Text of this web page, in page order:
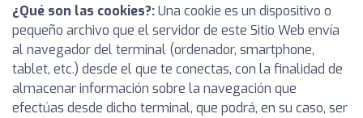
¿Qué son las cookies?:Una cookie es un dispositivo o
pequeño archivo que el servidor de este Sitio Web envía
al navegador del terminal (ordenador, smartphone,
tablet, etc.) desde el que te conectas, con la finalidad de
almacenar información sobre la navegación que
efectúas desde dicho terminal, que podrá, en su caso, ser